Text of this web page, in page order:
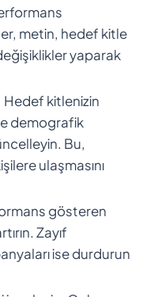
metin, hedef kitle
yaparak
Hedef kitlenizin
demografik
Bu,
ulaşmasını
gösteren
Zayıf
ise durdurun